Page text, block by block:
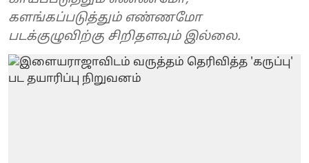
களங்கப்படுத்தும் எண்ணமோ
படக்குழுவிற்கு சிறிதளவும் இல்லை.